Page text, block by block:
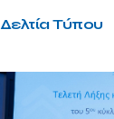
Δελτία Τύπου